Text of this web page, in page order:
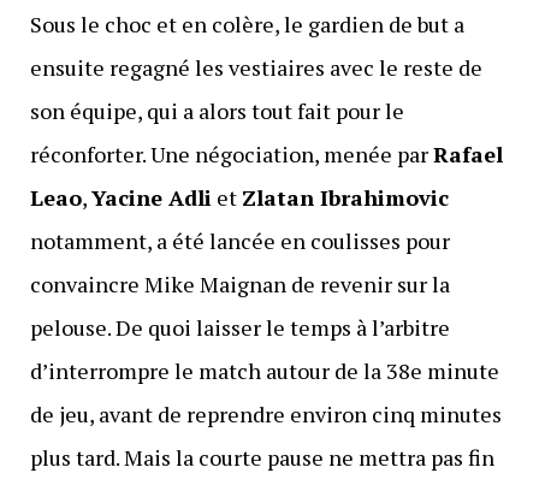
Sous le choc et en colère, le gardien de but a
ensuite regagné les vestiaires avec le reste de
son équipe, qui a alors tout fait pour le
réconforter. Une négociation, menée parRafael
Leao,Yacine Adliet Zlatan Ibrahimovic
notamment, a été lancée en coulisses pour
convaincre Mike Maignan de revenir sur la
pelouse. De quoi laisser le temps à l’arbitre
d’interrompre le match autour de la 38e minute
de jeu, avant de reprendre environ cinq minutes
plus tard. Mais la courte pause ne mettra pas fin